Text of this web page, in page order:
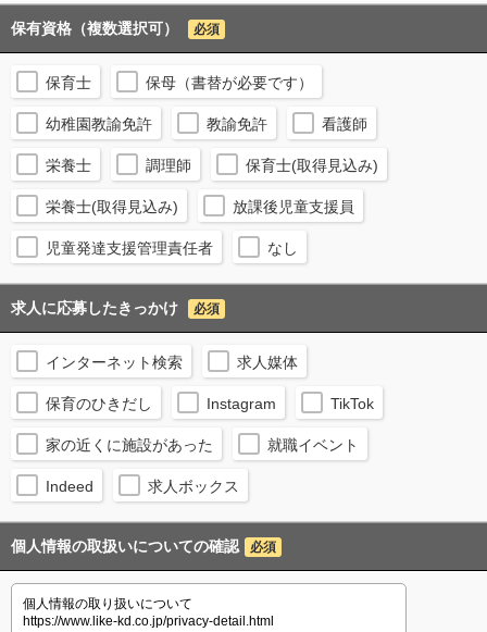
保有資格（複数選択可） 必須
保育士 保母（書替が必要です）
幼稚園教諭免許 教諭免許 看護師
栄養士 調理師 保育士(取得見込み)
栄養士(取得見込み) 放課後児童支援員
児童発達支援管理責任者 なし
求人に応募したきっかけ 必須
インターネット検索 求人媒体
保育のひきだし Instagram TikTok
家の近くに施設があった 就職イベント
Indeed 求人ボックス
個人情報の取扱いについての確認 必須